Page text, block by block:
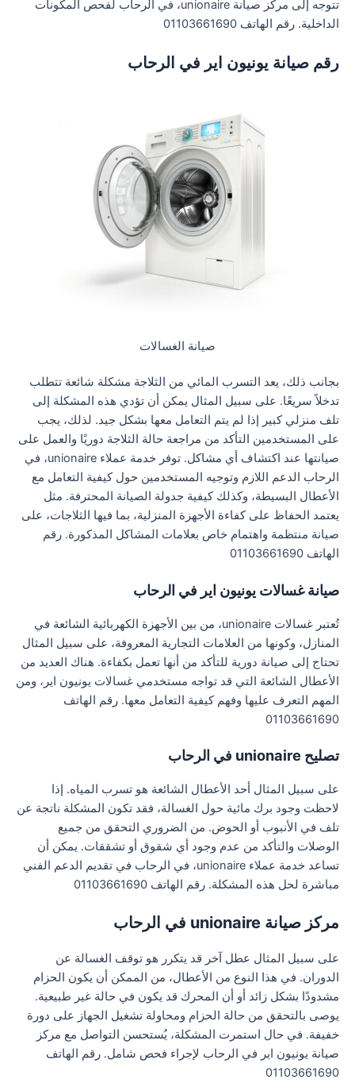
تتوجه إلى مركز صيانة unionaire، في الرحاب لفحص المكونات
الداخلية. رقم الهاتف 01103661690
رقم صيانة يونيون اير في الرحاب
صيانة الغسالات
بجانب ذلك، يعد التسرب المائي من الثلاجة مشكلة شائعة تتطلب
تدخلاً سريعًا. على سبيل المثال يمكن أن تؤدي هذه المشكلة إلى
تلف منزلي كبير إذا لم يتم التعامل معها بشكل جيد. لذلك، يجب
على المستخدمين التأكد من مراجعة حالة الثلاجة دوريًا والعمل على
صيانتها عند اكتشاف أي مشاكل. توفر خدمة عملاء unionaire، في
الرحاب الدعم اللازم وتوجيه المستخدمين حول كيفية التعامل مع
الأعطال البسيطة، وكذلك كيفية جدولة الصيانة المحترفة. مثل
يعتمد الحفاظ على كفاءة الأجهزة المنزلية، بما فيها الثلاجات، على
صيانة منتظمة واهتمام خاص بعلامات المشاكل المذكورة. رقم
الهاتف 01103661690
صيانة غسالات يونيون اير في الرحاب
تُعتبر غسالات unionaire، من بين الأجهزة الكهربائية الشائعة في
المنازل، وكونها من العلامات التجارية المعروفة، على سبيل المثال
تحتاج إلى صيانة دورية للتأكد من أنها تعمل بكفاءة. هناك العديد من
الأعطال الشائعة التي قد تواجه مستخدمي غسالات يونيون اير، ومن
المهم التعرف عليها وفهم كيفية التعامل معها. رقم الهاتف
01103661690
تصليح unionaire في الرحاب
على سبيل المثال أحد الأعطال الشائعة هو تسرب المياه. إذا
لاحظت وجود برك مائية حول الغسالة، فقد تكون المشكلة ناتجة عن
تلف في الأنبوب أو الحوض. من الضروري التحقق من جميع
الوصلات والتأكد من عدم وجود أي شقوق أو تشققات. يمكن أن
تساعد خدمة عملاء unionaire، في الرحاب في تقديم الدعم الفني
مباشرة لحل هذه المشكلة. رقم الهاتف 01103661690
مركز صيانة unionaire في الرحاب
على سبيل المثال عطل آخر قد يتكرر هو توقف الغسالة عن
الدوران. في هذا النوع من الأعطال، من الممكن أن يكون الحزام
مشدودًا بشكل زائد أو أن المحرك قد يكون في حالة غير طبيعية.
يوصى بالتحقق من حالة الحزام ومحاولة تشغيل الجهاز على دورة
خفيفة. في حال استمرت المشكلة، يُستحسن التواصل مع مركز
صيانة يونيون اير في الرحاب لإجراء فحص شامل. رقم الهاتف
01103661690